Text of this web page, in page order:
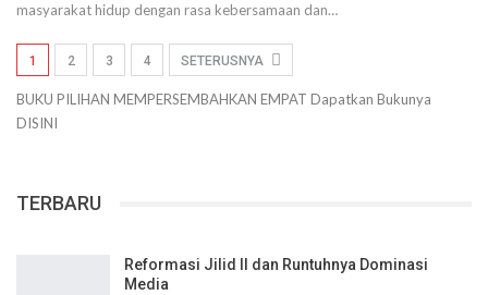
masyarakat hidup dengan rasa kebersamaan dan…
1 2 3 4 SETERUSNYA
BUKU PILIHAN MEMPERSEMBAHKAN EMPAT Dapatkan Bukunya
DISINI
TERBARU
Reformasi Jilid II dan Runtuhnya Dominasi
Media